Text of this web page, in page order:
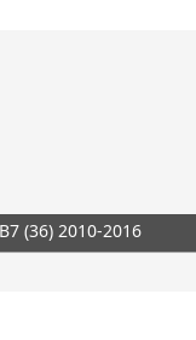
B7 (36) 2010-2016